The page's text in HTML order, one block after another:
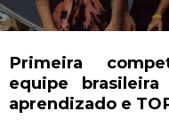
Primeira
equipe
aprendizado e